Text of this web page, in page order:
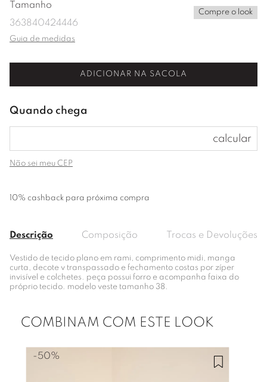
Tamanho
363840424446
Compre o look
Guia de medidas
ADICIONAR NA SACOLA
Não sei meu CEP
10% cashback para próxima compra
Descrição Composição Trocas e Devoluções
Vestido de tecido plano em rami, comprimento midi, manga
curta, decote v transpassado e fechamento costas por zíper
invisível e colchetes. peça possui forro e acompanha faixa do
próprio tecido. modelo veste tamanho 38.
COMBINAM COM ESTE LOOK
-50%